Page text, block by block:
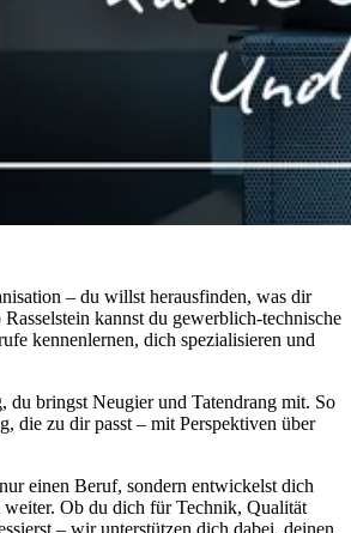
– du willst herausfinden, was dir
kannst du gewerblich-technische
kennenlernen, dich spezialisieren und
du bringst Neugier und Tatendrang mit. So
die zu dir passt – mit Perspektiven über
einen Beruf, sondern entwickelst dich
Ob du dich für Technik, Qualität
– wir unterstützen dich dabei, deinen